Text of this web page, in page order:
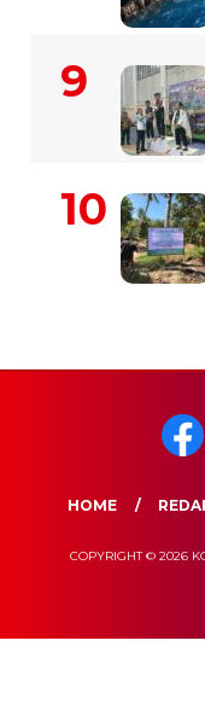
HOME
COPYRIGHT © 2026